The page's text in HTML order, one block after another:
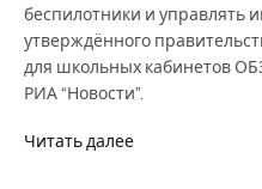
беспилотники и управлять
утверждённого
для школьных кабинетов
РИА “Новости”.
Читать далее